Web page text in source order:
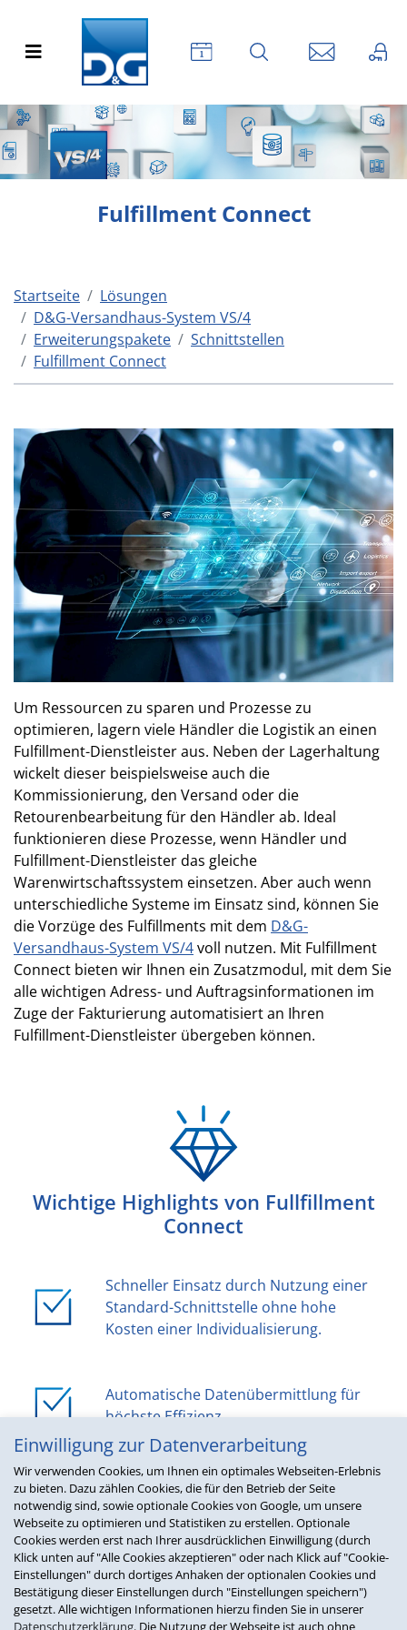
Einwilligung zur Datenverarbeitung
Wir verwenden Cookies, um Ihnen ein optimales Webseiten-Erlebnis
zu bieten. Dazu zählen Cookies, die für den Betrieb der Seite
notwendig sind, sowie optionale Cookies von Google, um unsere
Webseite zu optimieren und Statistiken zu erstellen. Optionale
Cookies werden erst nach Ihrer ausdrücklichen Einwilligung (durch
Klick unten auf "Alle Cookies akzeptieren" oder nach Klick auf "Cookie-
Einstellungen" durch dortiges Anhaken der optionalen Cookies und
Bestätigung dieser Einstellungen durch "Einstellungen speichern")
gesetzt. Alle wichtigen Informationen hierzu finden Sie in unserer
Datenschutzerklärung. Die Nutzung der Webseite ist auch ohne
Fulfillment Connect
Startseite
Lösungen
D&G-Versandhaus-System VS/4
Erweiterungspakete
Schnittstellen
Fulfillment Connect
Um Ressourcen zu sparen und Prozesse zu
optimieren, lagern viele Händler die Logistik an einen
Fulfillment-Dienstleister aus. Neben der Lagerhaltung
wickelt dieser beispielsweise auch die
Kommissionierung, den Versand oder die
Retourenbearbeitung für den Händler ab. Ideal
funktionieren diese Prozesse, wenn Händler und
Fulfillment-Dienstleister das gleiche
Warenwirtschaftssystem einsetzen. Aber auch wenn
unterschiedliche Systeme im Einsatz sind, können Sie
die Vorzüge des Fulfillments mit dem D&G-
Versandhaus-System VS/4voll nutzen. Mit Fulfillment
Connect bieten wir Ihnen ein Zusatzmodul, mit dem Sie
alle wichtigen Adress- und Auftragsinformationen im
Zuge der Fakturierung automatisiert an Ihren
Fulfillment-Dienstleister übergeben können.
Wichtige Highlights von Fullfillment
Connect
Schneller Einsatz durch Nutzung einer
Standard-Schnittstelle ohne hohe
Kosten einer Individualisierung.
Automatische Datenübermittlung für
höchste Effizienz.
Jetzt beraten lassen!
Sie möchten mehr über dieses Zusatzmodul erfahren?
Gerne beraten wir Sie und stellen Ihnen die
vollständige Zusatzmodulbeschreibung als PDF zur
Verfügung.